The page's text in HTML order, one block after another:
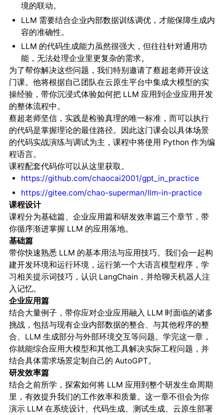
境的联动。
LLM 需要结合企业内部数据训练调优，才能保障生成内
容的准确性。
LLM 的代码生成能力虽然很强大，但往往针对通用功
能，无法处理企业里更复杂的需求。
为了帮你解决这些问题，我们特别邀请了蔡超老师开设这
门课。他将根据自己团队在云原生平台中集成大模型的实
操经验，带你沉浸式体验如何把 LLM 应用到企业应用开发
的整体流程中。
蔡超老师坚信，实践是检验真理的唯一标准，而可以执行
的代码是掌握理论的最佳路径。因此这门课会以具体场景
的代码实战演练与调试为主，课程中将使用 Python 作为编
程语言。
课程配套代码你可以从这里获取。
https://github.com/chaocai2001/gpt_in_practice
https://gitee.com/chao-superman/llm-in-practice
课程设计
课程分为基础篇、企业应用篇和研发效率篇三个章节，带
你循序渐进掌握 LLM 的应用落地。
基础篇
带你快速熟悉 LLM 的基本用法与应用技巧。我们会一起构
建开发环境和运行环境，运行第一个大语言模型程序，学
习相关提示词技巧，认识 LangChain，并给聊天机器人注
入记忆。
企业应用篇
结合大量例子，带你应对企业应用融入 LLM 时面临的诸多
挑战，包括与现有企业内部数据的整合、与其他程序的整
合、LLM 生成部分与外部环境交互等问题。学完这一章，
你就能综合应用大模型和其他工具解决实际工程问题，并
结合具体需求场景定制自己的 AutoGPT。
研发效率篇
结合之前所学，探索如何将 LLM 应用到整个研发生命周期
里，有效提升我们的工作效率和质量。这一章不但会为你
演示 LLM 在系统设计、代码生成、测试生成、云原生部署